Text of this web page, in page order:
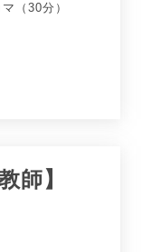
（30分）
師】